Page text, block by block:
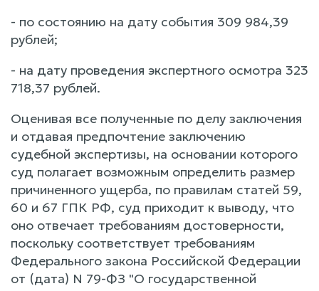
- по состоянию на дату события 309 984,39
рублей;
- на дату проведения экспертного осмотра 323
718,37 рублей.
Оценивая все полученные по делу заключения
и отдавая предпочтение заключению
судебной экспертизы, на основании которого
суд полагает возможным определить размер
причиненного ущерба, по правилам статей 59,
60 и 67 ГПК РФ, суд приходит к выводу, что
оно отвечает требованиям достоверности,
поскольку соответствует требованиям
Федерального закона Российской Федерации
от (дата) N 79-ФЗ "О государственной